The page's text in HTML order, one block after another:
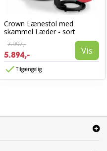
Crown Lænestol med
skammel Læder - sort
7.997,-
5.894,- Vis
Tilgængelig